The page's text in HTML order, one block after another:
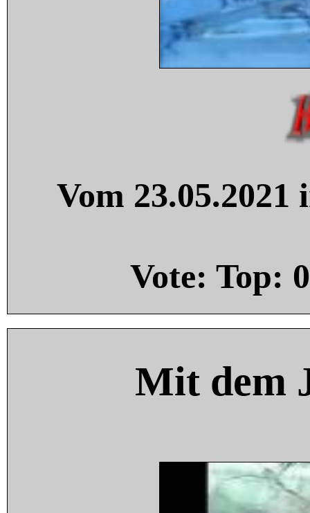
Vom
Vote: Top: 0
Mit dem